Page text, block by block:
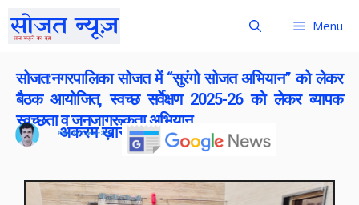
Menu
सोजत:नगरपालिका सोजत में “सुरंगो सोजत अभियान” को लेकर
बैठक आयोजित, स्वच्छ सर्वेक्षण 2025-26 को लेकर व्यापक
स्वच्छता व जनजागरूकता अभियान
अकरम ख़ान
Publish On:5 January 2026